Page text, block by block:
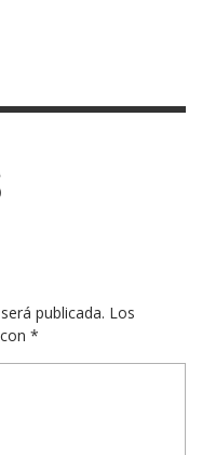
publicada. Los
*